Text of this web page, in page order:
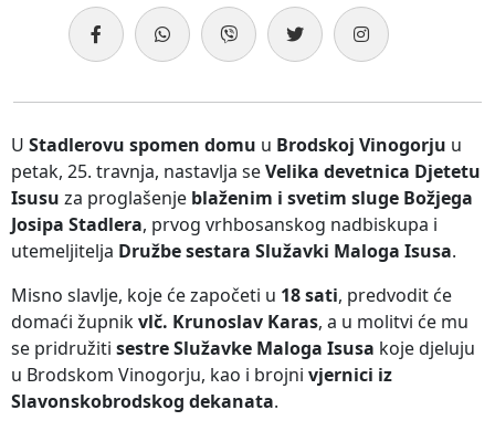
U Stadlerovu spomen domu u Brodskoj Vinogorju u
petak, 25. travnja, nastavlja seVelika devetnica Djetetu
Isusu za proglašenje blaženim i svetim sluge Božjega
Josipa Stadlera, prvog vrhbosanskog nadbiskupa i
utemeljitelja Družbe sestara Služavki Maloga Isusa.
Misno slavlje, koje će započeti u 18 sati, predvodit će
domaći župnikvlč. Krunoslav Karas, a u molitvi će mu
se pridružiti sestre Služavke Maloga Isusa koje djeluju
u Brodskom Vinogorju, kao i brojni vjernici iz
Slavonskobrodskog dekanata.